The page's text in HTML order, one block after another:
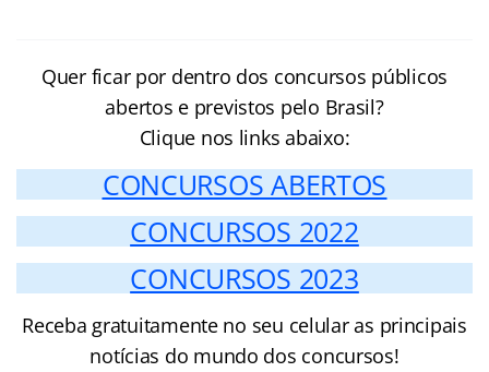
Quer ficar por dentro dos concursos públicos
abertos e previstos pelo Brasil?
Clique nos links abaixo:
CONCURSOS ABERTOS
CONCURSOS 2022
CONCURSOS 2023
Receba gratuitamente no seu celular as principais
notícias do mundo dos concursos!